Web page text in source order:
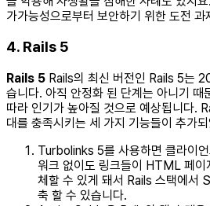
가가능성으로부터 보안하기 위한 도전
4. Rails 5
Rails 5 Rails의 최신 버전인 Rails 5는
습니다. 아직 안정화 된 단계는 아니기 때
따라 인기가 높아질 것으로 예상됩니다.
대를 충족시키는 세 가지 기능들이 추가
Turbolinks 5를 사용하면 클라이
워크 없이도 링크들이 HTML 페이
체할 수 있게 돼서 Rails 스택에서
축 할 수 있습니다.